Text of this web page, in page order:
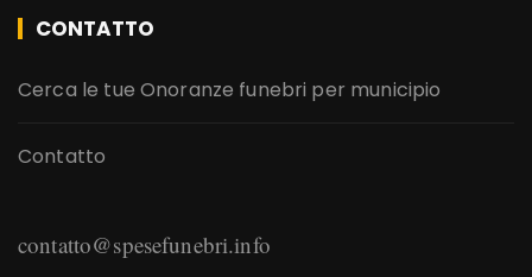
CONTATTO
Cerca le tue Onoranze funebri per municipio
Contatto
contatto@spesefunebri.info